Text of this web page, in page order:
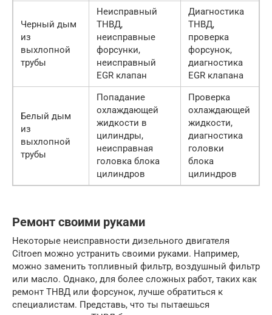
Черный дым
из
выхлопной
трубы
Неисправный
ТНВД,
неисправные
форсунки,
неисправный
EGR клапан
Диагностика
ТНВД,
проверка
форсунок,
диагностика
EGR клапана
Белый дым
из
выхлопной
трубы
Попадание
охлаждающей
жидкости в
цилиндры,
неисправная
головка блока
цилиндров
Проверка
охлаждающей
жидкости,
диагностика
головки
блока
цилиндров
Ремонт своими руками
Некоторые неисправности дизельного двигателя
Citroen можно устранить своими руками. Например,
можно заменить топливный фильтр, воздушный фильтр
или масло. Однако, для более сложных работ, таких как
ремонт ТНВД или форсунок, лучше обратиться к
специалистам. Представь, что ты пытаешься